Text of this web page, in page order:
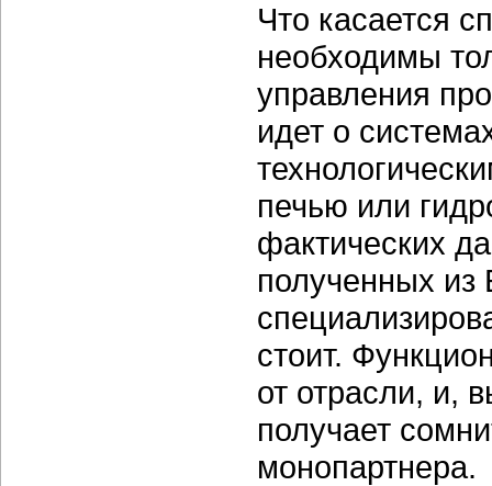
Что касается
необходимы
управления
идет о
печью или
фактических
полученных из
стоит.
от отрасли, и,
получает
монопартнера.